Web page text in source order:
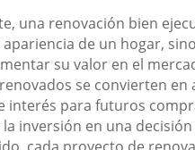
una renovación bien
de un hogar,
su valor en el
se convierten en
interés para futuros
inversión en una